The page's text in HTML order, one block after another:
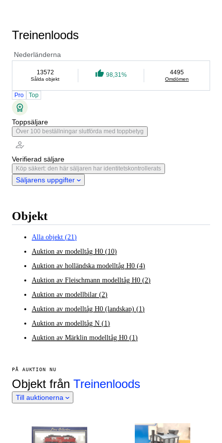
Treinenloods
Nederländerna
13572
Sålda objekt
98,31% 4495
Omdömen
Pro Top
Toppsäljare
Över 100 beställningar slutförda med toppbetyg
Verifierad säljare
Köp säkert: den här säljaren har identitetskontrollerats
Säljarens uppgifter
Objekt
Alla objekt (21)
Auktion av modelltåg H0 (10)
Auktion av holländska modelltåg H0 (4)
Auktion av Fleischmann modelltåg H0 (2)
Auktion av modellbilar (2)
Auktion av modelltåg H0 (landskap) (1)
Auktion av modelltåg N (1)
Auktion av Märklin modelltåg H0 (1)
PÅ AUKTION NU
Objekt från Treinenloods
Till auktionerna